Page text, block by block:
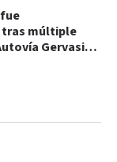
múltiple
Gervasio